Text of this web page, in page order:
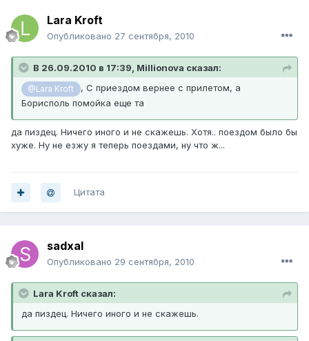
Lara Kroft
Опубликовано 27 сентября, 2010
В 26.09.2010 в 17:39, Millionova сказал:
@Lara Kroft
, С приездом вернее с прилетом, а
Борисполь помойка еще та
да пиздец. Ничего иного и не скажешь. Хотя.. поездом было бы
хуже. Ну не езжу я теперь поездами, ну что ж...
Цитата
sadxal
Опубликовано 29 сентября, 2010
Lara Kroft сказал:
да пиздец. Ничего иного и не скажешь.